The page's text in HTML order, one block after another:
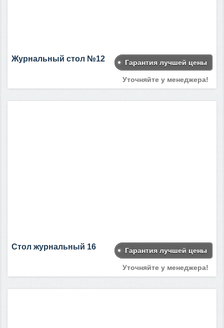
Журнальный стол №12 Гарантия лучшей цены
Уточняйте у менеджера!
Стол журнальный 16 Гарантия лучшей цены
Уточняйте у менеджера!